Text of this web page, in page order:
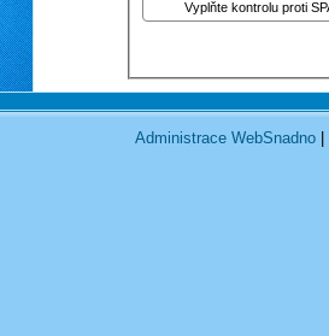
Vyplňte kontrolu proti
Administrace WebSnadno|